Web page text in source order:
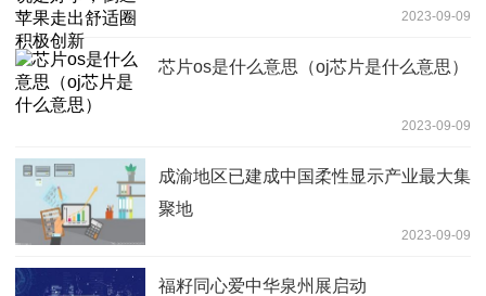
2023-09-09
芯片os是什么意思（oj芯片是什么意思）
2023-09-09
成渝地区已建成中国柔性显示产业最大集
聚地
2023-09-09
福籽同心爱中华泉州展启动